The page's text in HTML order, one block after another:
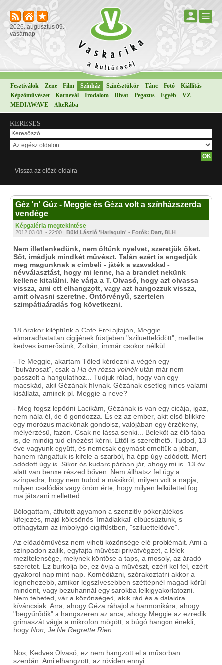
2026. augusztus 09.
vasárnap
Fesztiválok Zene Film Színház Színésztükör Tánc Fotó
Kiállítás
Képzőművészet
Karnevál Irodalom Divat Pegazus Egyéb
VZ
MEDIAWAVE
AlteRába
KERESÉS
Vissza az előző oldalra
Géz 'n' Gúz - Meggie és Géza volt a színházszerda
vendége
Képgaléria megtekintése
2012.03.08. - 22:00 | Büki László 'Harlequin' - Fotók: Dart, BLH
Nem illetlenkedünk, nem öltünk nyelvet, szeretjük őket.
Sőt, imádjuk mindkét művészt. Talán ezért is engedjük
meg magunknak a címbeli - játék a szavakkal -
névválasztást, hogy mi lenne, ha a brandet nekünk
kellene kitalálni. Ne várja a T. Olvasó, hogy azt olvassa
vissza, ami ott elhangzott, vagy azt hangozzuk vissza,
amit olvasni szeretne. Öntörvényű, szertelen
szimpátiaáradás fog következni.
18 órakor kiléptünk a Cafe Frei ajtaján, Meggie
elmaradhatatlan cigijének füstjében "sziluettelődött", mellette
kedves ismerősünk, Zoltán, immár csokor nélkül.
- Te Meggie, akartam Tőled kérdezni a végén egy
"bulvárosat", csak a Ha én rózsa volnék után már nem
passzolt a hangulathoz... Tudjuk rólad, hogy van egy
macskád, akit Gézának hívnak. Gézának esetleg nincs valami
kisállata, aminek pl. Meggie a neve?
- Meg fogsz lepődni Lacikám, Gézának is van egy cicája, igaz,
nem nála él, de ő gondozza. És ez az ember, akit első blikkre
egy morózus mackónak gondolsz, valójában egy érzékeny,
mélyérzésű, fazon. Csak ne lássa senki... Beleköt az élő fába
is, de mindig tud elnézést kérni. Ettől is szerethető. Tudod, 13
éve vagyunk együtt, és nemcsak egymást emeltük a jóban,
hanem rángattuk is kifele a szarból, ha épp úgy adódott. Mert
adódott úgy is. Siker és kudarc párban jár, ahogy mi is. 13 év
alatt van benne részed bőven. Nem állhatsz fel úgy a
színpadra, hogy nem tudod a másikról, milyen volt a napja,
milyen csalódás vagy öröm érte, hogy milyen lelkülettel fog
ma játszani melletted.
Bólogattam, átfutott agyamon a szenzitív pókerjátékos
kifejezés, majd kölcsönös 'Imádlakkal' elbúcsúztunk, s
otthagytam az imbolygó cigiffüstben, "sziluettelődve".
Az előadóművész nem viheti közönsége elé problémáit. Ami a
színpadon zajlik, egyfajta művészi privátvégzet, a lélek
mezítelensége, melynek köntöse a taps, a mosoly, az áradó
szeretet. Ez burkolja be, ez óvja a művészt, ezért kel fel, ezért
gyakorol nap mint nap. Komédiázni, szórakoztatni akkor a
legnehezebb, amikor legszívesebben széttépnél magad körül
mindent, vagy bezuhannál egy sarokba lelkigyakorlatozni.
Nem teheted, vár a közönséged, akik rád és a dalaidra
kíváncsiak. Arra, ahogy Géza ráhajol a harmonikára, ahogy
"begyűrődik" a hangszeren az arca, ahogy Meggie az ezredik
grimaszát vágja a mikrofon mögött, s búgó hangon énekli,
hogy Non, Je Ne Regrette Rien
Nos, Kedves Olvasó, ez nem hangzott el a műsorban
szerdán. Ami elhangzott, az röviden ennyi: